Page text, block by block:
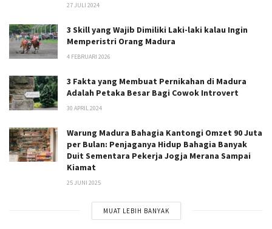
27 JULI 2024
3 Skill yang Wajib Dimiliki Laki-laki kalau Ingin
Memperistri Orang Madura
4 FEBRUARI 2026
3 Fakta yang Membuat Pernikahan di Madura
Adalah Petaka Besar Bagi Cowok Introvert
30 APRIL 2024
Warung Madura Bahagia Kantongi Omzet 90 Juta
per Bulan: Penjaganya Hidup Bahagia Banyak
Duit Sementara Pekerja Jogja Merana Sampai
Kiamat
25 JUNI 2025
MUAT LEBIH BANYAK